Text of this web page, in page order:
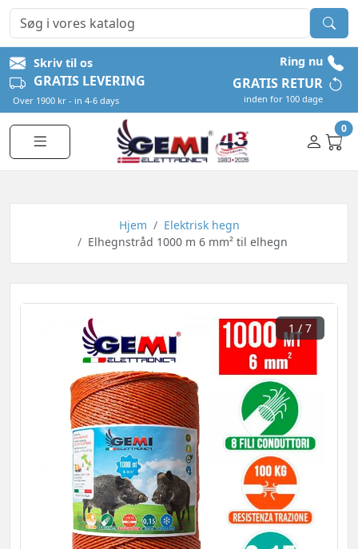
Skriv til os Ring nu
GRATIS LEVERING
Over 1900 kr - in 4-6 days
GRATIS RETUR
inden for 100 dage
0
Hjem
Elektrisk hegn
Elhegnstråd 1000 m 6 mm² til elhegn
1/ 7